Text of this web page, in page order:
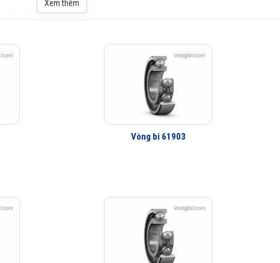
của sản phẩm vòng bi cầu SKF với các loại vòng bi khác.
Xem thêm
Vòng bi 61903